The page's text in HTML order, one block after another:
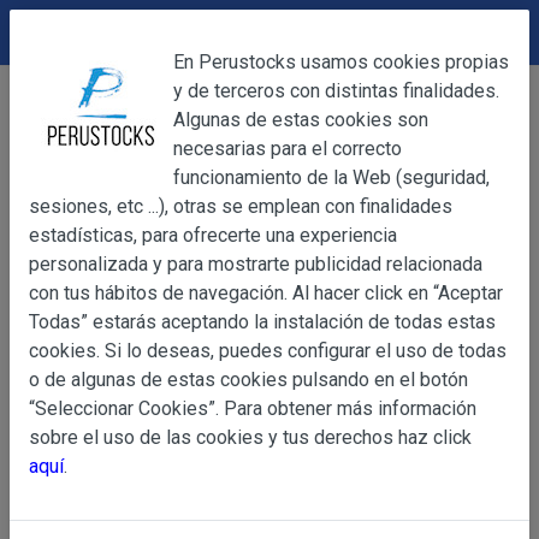
Bebidas Lácteos
Lácteos
Filters 3
Mostrando del 1 al 1 de 1 productos
Ordenar por
Mostrar
OBJETO
Información
Básica
sobre
de Datos
OBJETO
Las presentes Condiciones Generales regulan la
web www.perustocks.es, del que es titular ALBERT
YACARINE (en adelante, PERUSTOCKS).
La adquisición de cualesquiera de los productos
DEVOLUCIONES
En Perustocks usamos cookies propias
y de terceros con distintas finalidades.
Algunas de estas cookies son
necesarias para el correcto
funcionamiento de la Web (seguridad,
sesiones, etc ...), otras se emplean con finalidades
estadísticas, para ofrecerte una experiencia
personalizada y para mostrarte publicidad relacionada
con tus hábitos de navegación. Al hacer click en “Aceptar
Todas” estarás aceptando la instalación de todas estas
cookies. Si lo deseas, puedes configurar el uso de todas
o de algunas de estas cookies pulsando en el botón
“Seleccionar Cookies”. Para obtener más información
sobre el uso de las cookies y tus derechos haz click
aquí.